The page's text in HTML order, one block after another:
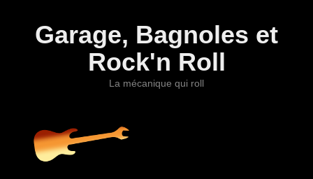
Garage, Bagnoles et
Rock'n Roll
La mécanique qui roll